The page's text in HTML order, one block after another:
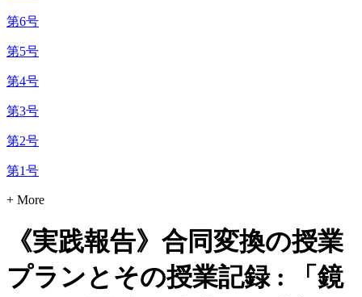
第6号
第5号
第4号
第3号
第2号
第1号
+ More
《実践報告》合同変換の授業
プランとその授業記録 : 「鏡